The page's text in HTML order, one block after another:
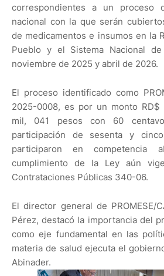
correspondientes a un proceso
nacional con la que serán
de medicamentos e insumos en la
Pueblo y el Sistema Nacional
noviembre de 2025 y abril de 2026.
El proceso identificado como
2025-0008, es por un monto RD$
mil, 041 pesos con 60
participación de sesenta y
participaron en competencia
cumplimiento de la Ley aún
Contrataciones Públicas 340-06.
El director general de PROMESE/
Pérez, destacó la importancia del
como eje fundamental en las
materia de salud ejecuta el
Abinader.